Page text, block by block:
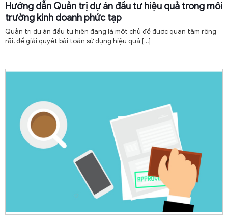
Hướng dẫn Quản trị dự án đầu tư hiệu quả trong môi
trường kinh doanh phức tạp
Quản trị dự án đầu tư hiện đang là một chủ đề được quan tâm rộng
rãi, để giải quyết bài toán sử dụng hiệu quả […]